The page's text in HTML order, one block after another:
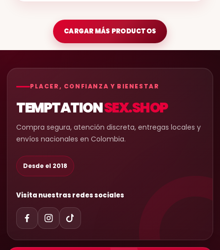
CARGAR MÁS PRODUCTOS
PLACER, CONFIANZA Y BIENESTAR
TEMPTATIONSEX.SHOP
Compra segura, atención discreta, entregas locales y
envíos nacionales en Colombia.
Desde el 2018
Visita nuestras redes sociales